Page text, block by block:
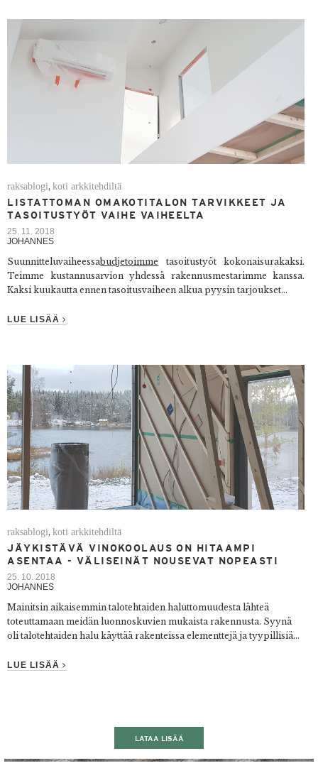
raksablogi,koti arkkitehdiltä
LISTATTOMAN OMAKOTITALON TARVIKKEET JA
TASOITUSTYÖT VAIHE VAIHEELTA
25. 11. 2018
JOHANNES
Suunnitteluvaiheessabudjetoimme
tasoitustyöt kokonaisurakaksi.
Teimme kustannusarvion yhdessä rakennusmestarimme kanssa.
Kaksi kuukautta ennen tasoitusvaiheen alkua pyysin tarjoukset...
LUE LISÄÄ
raksablogi,koti arkkitehdiltä
JÄYKISTÄVÄ VINOKOOLAUS ON HITAAMPI
ASENTAA - VÄLISEINÄT NOUSEVAT NOPEASTI
25. 10. 2018
JOHANNES
Mainitsin aikaisemmin talotehtaiden haluttomuudesta lähteä
toteuttamaan meidän luonnoskuvien mukaista rakennusta. Syynä
oli talotehtaiden halu käyttää rakenteissa elementtejä ja tyypillisiä...
LUE LISÄÄ
LATAA LISÄÄ